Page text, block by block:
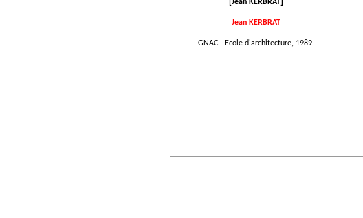
[Jean KERBRAT]
Jean KERBRAT
GNAC - Ecole d'architecture, 1989.